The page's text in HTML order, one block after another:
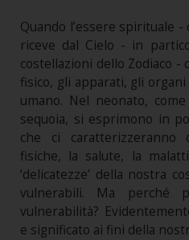
Quando l’essere spirituale
riceve dal Cielo - in
costellazioni dello Zodiaco
fisico, gli apparati, gli
umano. Nel neonato,
sequoia, si esprimono in
che ci caratterizzeranno
fisiche, la salute, la
‘delicatezze’ della nostra
vulnerabili. Ma perché
vulnerabilità?
e significato ai fini della